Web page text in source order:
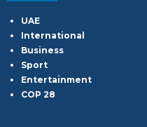
UAE
International
Business
Sport
Entertainment
COP 28